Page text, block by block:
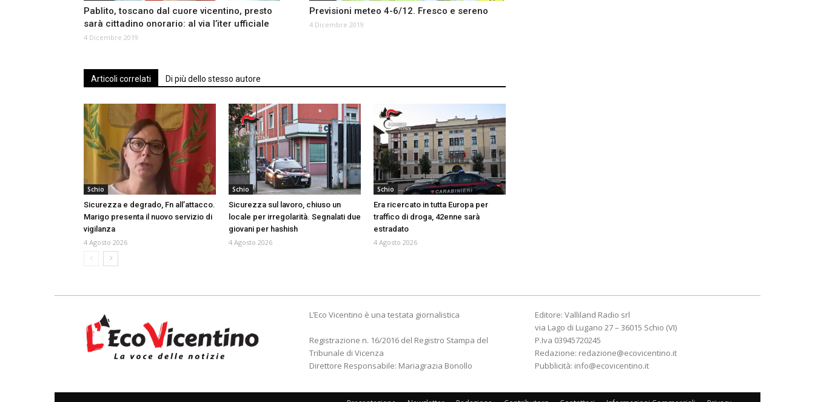
Pablito, toscano dal cuore vicentino, presto
sarà cittadino onorario: al via l’iter ufficiale
4 Dicembre 2019
Previsioni meteo 4-6/12. Fresco e sereno
4 Dicembre 2019
Articoli correlati Di più dello stesso autore
Schio
Sicurezza e degrado, Fn all’attacco.
Marigo presenta il nuovo servizio di
vigilanza
4 Agosto 2026
Schio
Sicurezza sul lavoro, chiuso un
locale per irregolarità. Segnalati due
giovani per hashish
4 Agosto 2026
Schio
Era ricercato in tutta Europa per
traffico di droga, 42enne sarà
estradato
4 Agosto 2026
L’Eco Vicentino è una testata giornalistica
Registrazione n. 16/2016 del Registro Stampa del
Tribunale di Vicenza
Direttore Responsabile: Mariagrazia Bonollo
Editore: Valliland Radio srl
via Lago di Lugano 27 – 36015 Schio (VI)
P.Iva 03945720245
Redazione: redazione@ecovicentino.it
Pubblicità: info@ecovicentino.it